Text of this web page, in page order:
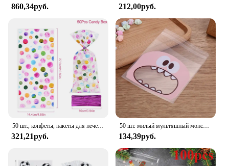
860,34руб. 212,00руб.
321,21руб.
50 шт. милый мультяшный монстр, печенье, конфеты, самоклеящиеся пластиковые пакеты для печенья, закуски, упаковка для выпечки, рождественский декор
134,39руб.